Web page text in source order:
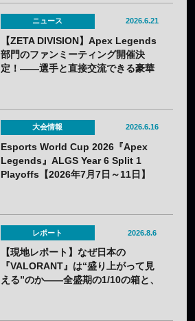
ニュース 2026.6.21
【ZETA DIVISION】Apex Legends
部門のファンミーティング開催決
定！——選手と直接交流できる豪華
大会情報 2026.6.16
Esports World Cup 2026『Apex
Legends』ALGS Year 6 Split 1
Playoffs【2026年7月7日～11日】
レポート 2026.8.6
【現地レポート】なぜ日本の
『VALORANT』は“盛り上がって見
える”のか——全盛期の1/10の箱と、